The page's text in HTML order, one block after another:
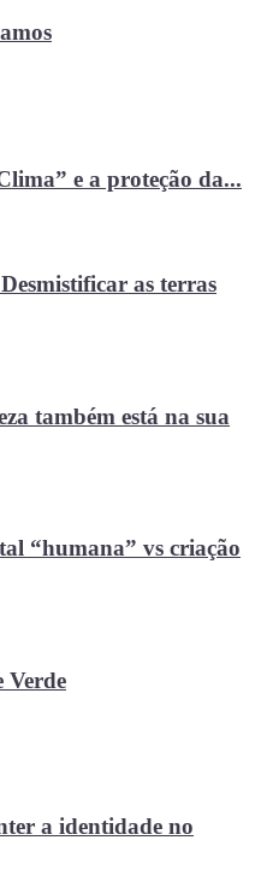
e a proteção da...
as terras
também está na sua
“humana” vs criação
Verde
a identidade no